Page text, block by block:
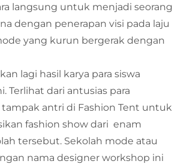
langsung untuk menjadi seorang
dengan penerapan visi pada laju
yang kurun bergerak dengan
lagi hasil karya para siswa
Terlihat dari antusias para
antri di Fashion Tent untuk
fashion show dari enam
tersebut. Sekolah mode atau
nama designer workshop ini